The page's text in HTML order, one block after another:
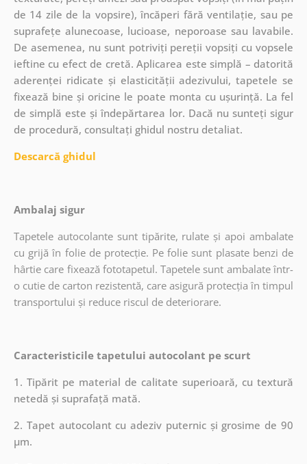
de 14 zile de la vopsire), încăperi fără ventilație, sau pe
suprafețe alunecoase, lucioase, neporoase sau lavabile.
De asemenea, nu sunt potriviți pereții vopsiți cu vopsele
ieftine cu efect de cretă. Aplicarea este simplă – datorită
aderenței ridicate și elasticității adezivului, tapetele se
fixează bine și oricine le poate monta cu ușurință. La fel
de simplă este și îndepărtarea lor. Dacă nu sunteți sigur
de procedură, consultați ghidul nostru detaliat.
Descarcă ghidul
Ambalaj sigur
Tapetele autocolante sunt tipărite, rulate și apoi ambalate
cu grijă în folie de protecție. Pe folie sunt plasate benzi de
hârtie care fixează fototapetul. Tapetele sunt ambalate într-
o cutie de carton rezistentă, care asigură protecția în timpul
transportului și reduce riscul de deteriorare.
Caracteristicile tapetului autocolant pe scurt
1. Tipărit pe material de calitate superioară, cu textură
netedă și suprafață mată.
2. Tapet autocolant cu adeziv puternic și grosime de 90
µm.